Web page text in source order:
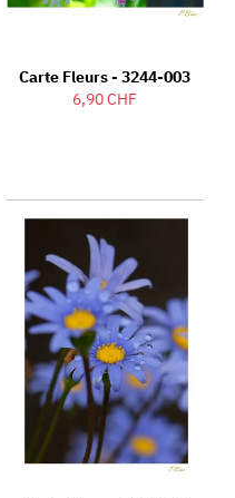
Carte Fleurs - 3244-003
6,90 CHF